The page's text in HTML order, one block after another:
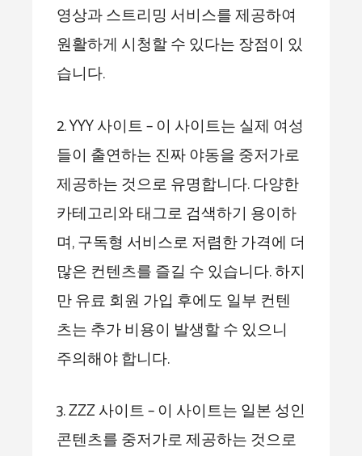
영상과 스트리밍 서비스를 제공하여
원활하게 시청할 수 있다는 장점이 있
습니다.
2. YYY 사이트 – 이 사이트는 실제 여성
들이 출연하는 진짜 야동을 중저가로
제공하는 것으로 유명합니다. 다양한
카테고리와 태그로 검색하기 용이하
며, 구독형 서비스로 저렴한 가격에 더
많은 컨텐츠를 즐길 수 있습니다. 하지
만 유료 회원 가입 후에도 일부 컨텐
츠는 추가 비용이 발생할 수 있으니
주의해야 합니다.
3. ZZZ 사이트 – 이 사이트는 일본 성인
콘텐츠를 중저가로 제공하는 것으로